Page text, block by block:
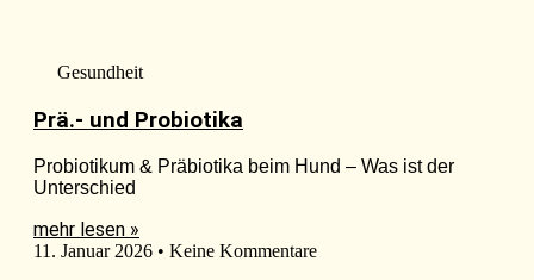
Gesundheit
Prä.- und Probiotika
Probiotikum & Präbiotika beim Hund – Was ist der
Unterschied
mehr lesen »
11. Januar 2026 Keine Kommentare